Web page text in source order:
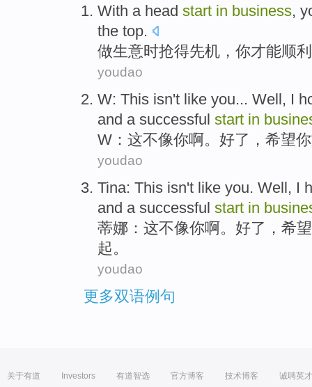
With a head start in business,
the top.
做生意时抢得先机， 你才能顺利
youdao
W: This isn't like you... Well, I
and a successful start in
W ： 这不像你啊。 好了 ， 希望你
youdao
Tina: This isn't like you. Well, I
and a successful start in
蒂娜： 这不像你啊。 好了， 希望
起。
youdao
更多双语例句
关于有道 Investors 有道智选 官方博客 技术博客 诚聘英才